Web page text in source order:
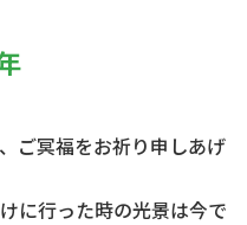
ご冥福をお祈り申しあげ
に行った時の光景は今で